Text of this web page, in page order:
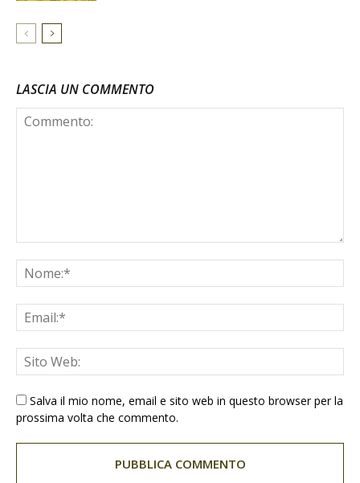
LASCIA UN COMMENTO
Salva il mio nome, email e sito web in questo browser per la
prossima volta che commento.